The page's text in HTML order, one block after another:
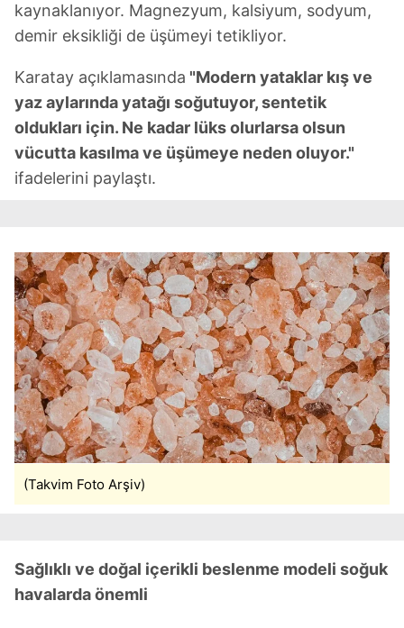
kaynaklanıyor. Magnezyum, kalsiyum, sodyum,
demir eksikliği de üşümeyi tetikliyor.
Karatay açıklamasında "Modern yataklar kış ve
yaz aylarında yatağı soğutuyor, sentetik
oldukları için. Ne kadar lüks olurlarsa olsun
vücutta kasılma ve üşümeye neden oluyor."
ifadelerini paylaştı.
(Takvim Foto Arşiv)
Sağlıklı ve doğal içerikli beslenme modeli soğuk
havalarda önemli